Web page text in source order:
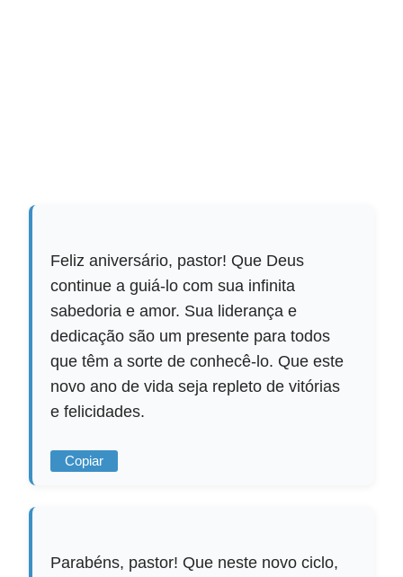
Feliz aniversário, pastor! Que Deus
continue a guiá-lo com sua infinita
sabedoria e amor. Sua liderança e
dedicação são um presente para todos
que têm a sorte de conhecê-lo. Que este
novo ano de vida seja repleto de vitórias
e felicidades.
Copiar
Parabéns, pastor! Que neste novo ciclo,